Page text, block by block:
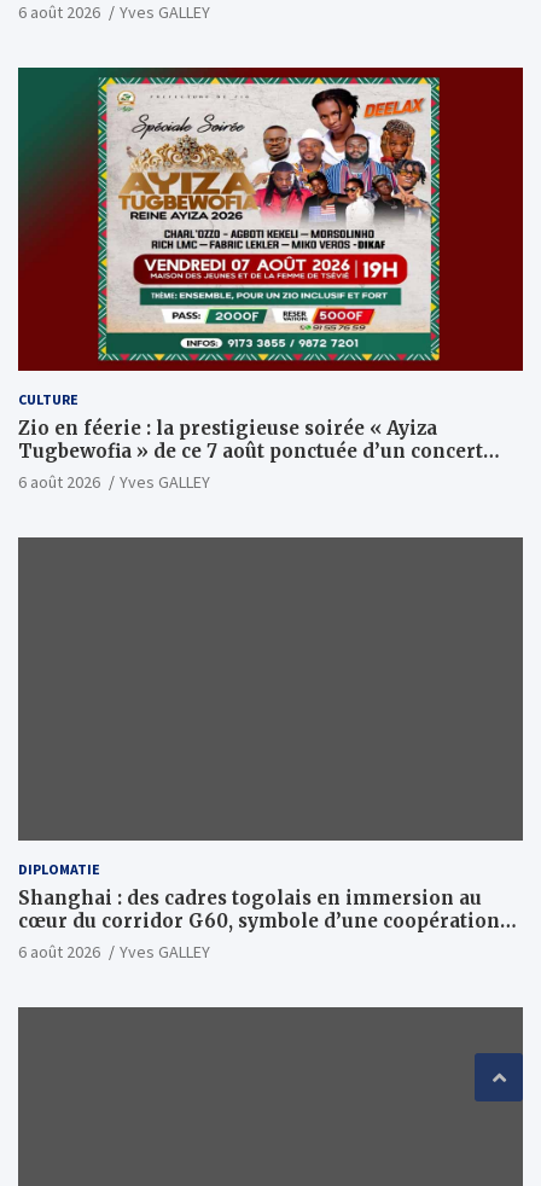
6 août 2026 Yves GALLEY
CULTURE
Zio en féerie : la prestigieuse soirée « Ayiza
Tugbewofia » de ce 7 août ponctuée d’un concert
XXL d’anthologie
6 août 2026 Yves GALLEY
DIPLOMATIE
Shanghai : des cadres togolais en immersion au
cœur du corridor G60, symbole d’une coopération
sino-togolaise axée sur l’excellence et le leadership
6 août 2026 Yves GALLEY